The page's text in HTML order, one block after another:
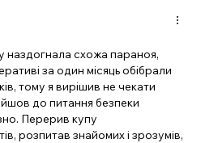
наздогнала схожа параноя,
за один місяць обібрали
тому я вирішив не чекати
до питання безпеки
Перерив купу
розпитав знайомих і зрозумів,